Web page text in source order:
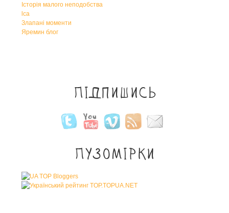
Історія малого неподобства
lca
Злапані моменти
Яремин блог
Підпишись
Пузомірки